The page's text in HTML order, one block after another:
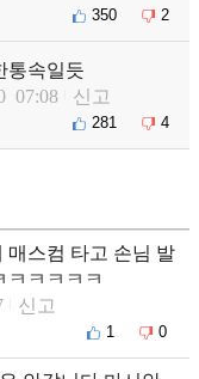
350 2
통속일듯
07:08 신고
281 4
매스컴 타고 손님 발
ㅋㅋㅋㅋㅋ
신고
1 0